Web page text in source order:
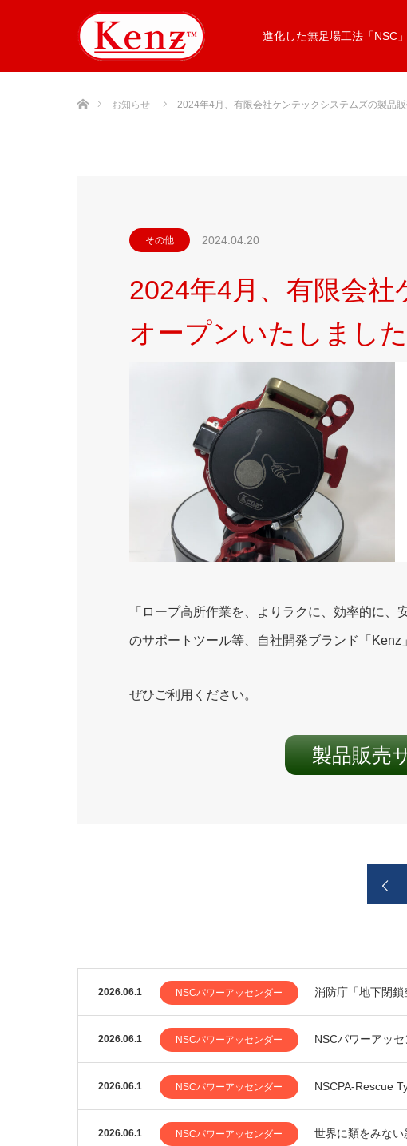
進化した無足場工法「NSC」
お知らせ 2024年4月、有限会社ケンテックシステムズの製品
その他 2024.04.20
2024年4月、有限会
オープンいたしました
「ロープ高所作業を、よりラクに、効率的に
のサポートツール等、自社開発ブランド「Kenz
ぜひご利用ください。
製品販売
2026.06.1 NSCパワーアッセンダー 消防庁「地下閉
2026.06.1 NSCパワーアッセンダー NSCパワーアッ
2026.06.1 NSCパワーアッセンダー NSCPA-Rescue
2026.06.1 NSCパワーアッセンダー 世界に類をみな